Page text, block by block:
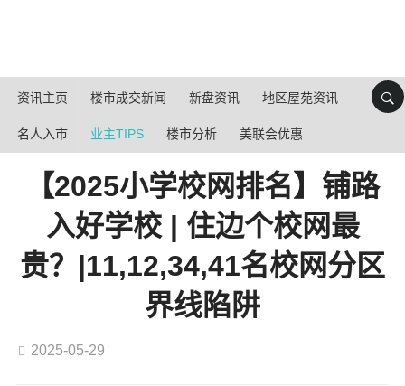
资讯主页 楼市成交新闻 新盘资讯 地区屋苑资讯
名人入市 业主TIPS 楼市分析 美联会优惠
【2025小学校网排名】铺路
入好学校 | 住边个校网最
贵？|11,12,34,41名校网分区
界线陷阱
2025-05-29